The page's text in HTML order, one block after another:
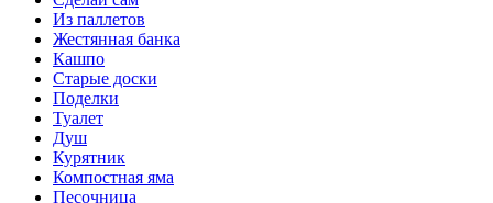
Из паллетов
Жестянная банка
Кашпо
Старые доски
Поделки
Туалет
Душ
Курятник
Компостная яма
Песочница